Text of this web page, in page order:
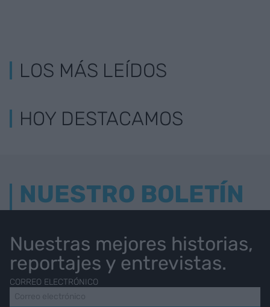
LOS MÁS LEÍDOS
HOY DESTACAMOS
NUESTRO BOLETÍN
Nuestras mejores historias,
reportajes y entrevistas.
CORREO ELECTRÓNICO